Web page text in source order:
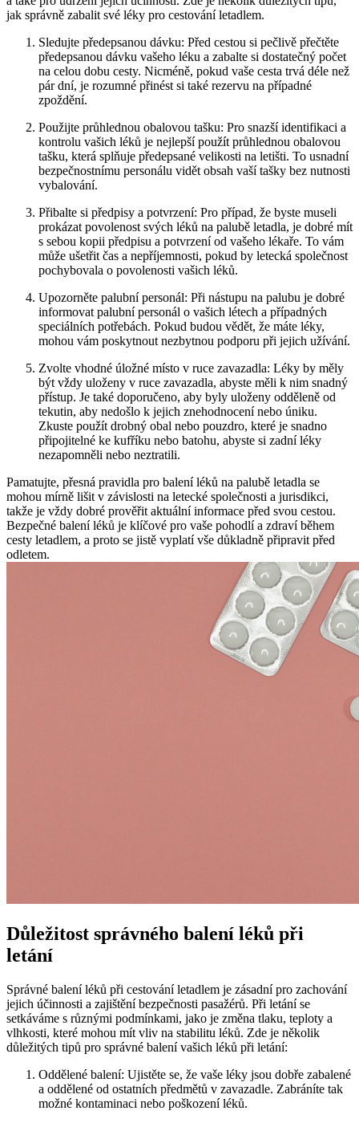
jak správně zabalit své léky pro cestování letadlem.
Sledujte předepsanou dávku: Před cestou si pečlivě přečtěte
předepsanou dávku vašeho léku a zabalte si dostatečný počet
na celou dobu cesty. Nicméně, pokud vaše cesta trvá déle než
pár dní, je rozumné přinést si také rezervu na případné
zpoždění.
Použijte průhlednou obalovou tašku: Pro snazší identifikaci a
kontrolu vašich léků je nejlepší použít průhlednou obalovou
tašku, která splňuje předepsané velikosti na letišti. To usnadní
bezpečnostnímu personálu vidět obsah vaší tašky bez nutnosti
vybalování.
Přibalte si předpisy a potvrzení: Pro případ, že byste museli
prokázat povolenost svých léků na palubě letadla, je dobré mít
s sebou kopii předpisu a potvrzení od vašeho lékaře. To vám
může ušetřit čas a nepříjemnosti, pokud by letecká společnost
pochybovala o povolenosti vašich léků.
Upozorněte palubní personál: Při nástupu na palubu je dobré
informovat palubní personál o vašich létech a případných
speciálních potřebách. Pokud budou vědět, že máte léky,
mohou vám poskytnout nezbytnou podporu při jejich užívání.
Zvolte vhodné úložné místo v ruce zavazadla: Léky by měly
být vždy uloženy v ruce zavazadla, abyste měli k nim snadný
přístup. Je také doporučeno, aby byly uloženy odděleně od
tekutin, aby nedošlo k jejich znehodnocení nebo úniku.
Zkuste použít drobný obal nebo pouzdro, které je snadno
připojitelné ke kufříku nebo batohu, abyste si zadní léky
nezapomněli nebo neztratili.
Pamatujte, přesná pravidla pro balení léků na palubě letadla se
mohou mírně lišit v závislosti na letecké společnosti a jurisdikci,
takže je vždy dobré prověřit aktuální informace před svou cestou.
Bezpečné balení léků je klíčové pro vaše pohodlí a zdraví během
cesty letadlem, a proto se jistě vyplatí vše důkladně připravit před
odletem.
Důležitost správného balení léků při
letání
Správné balení léků při cestování letadlem je zásadní pro zachování
jejich účinnosti a zajištění bezpečnosti pasažérů. Při letání se
setkáváme s různými podmínkami, jako je změna tlaku, teploty a
vlhkosti, které mohou mít vliv na stabilitu léků. Zde je několik
důležitých tipů pro správné balení vašich léků při letání:
Oddělené balení: Ujistěte se, že vaše léky jsou dobře zabalené
a oddělené od ostatních předmětů v zavazadle. Zabráníte tak
možné kontaminaci nebo poškození léků.